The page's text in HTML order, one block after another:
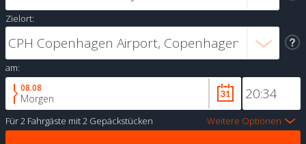
Zielort:
am:
08.08
Morgen
Für2 Fahrgäste mit2 Gepäckstücken Weitere Optionen